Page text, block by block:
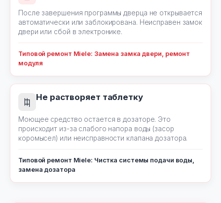
После завершения программы дверца не открывается
автоматически или заблокирована. Неисправен замок
двери или сбой в электронике.
Типовой ремонт Miele: Замена замка двери, ремонт
модуля
Не растворяет таблетку
Моющее средство остается в дозаторе. Это
происходит из-за слабого напора воды (засор
коромысел) или неисправности клапана дозатора.
Типовой ремонт Miele: Чистка системы подачи воды,
замена дозатора